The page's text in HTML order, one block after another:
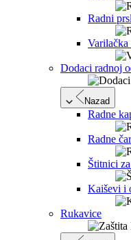
Radni
Varilačka
Dodaci radnoj
Nazad
Radne
Radne
Štitnici
Kaiševi i
Rukavice